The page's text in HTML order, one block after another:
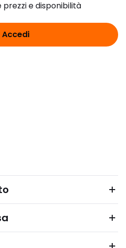
prezzi e disponibilità
Accedi